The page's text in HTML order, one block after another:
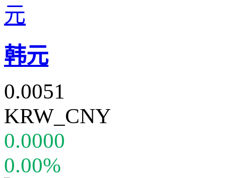
韩元
0.0051
KRW_CNY
0.0000
0.00%